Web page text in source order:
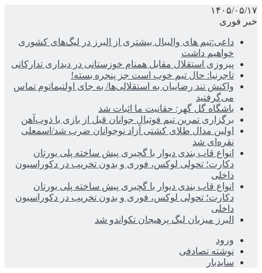
۱۴۰۵/۰۵/۱۷
خبر فوری
داعی:تیم های والیبال بیشتری از البرز در لیگ‌های کشوری
خواهیم داشت
پیروزی استقلال مقابل همنام خوزستانی در دیداری تدارکاتی
تاجرنیا: حال تیم خوب است جز پنجره بسته!
واکنش تند رضاییان به استقلالی‌ها/ به جای اولتیماتوم تماس
می‌گرفتید
باشگاه گل گهر: حقانیت ما اثبات شد
برگزاری تمرین تیم فوتبال جوانان قبل از بازی با ذوب‌آهن
اولین مدال طلای کشتی آزاد نوجوانان ضرب شد/اسمعلی
نقره‌ای شد
انواع قاب بندی دیوار با گچبری پیش ساخته پلی یورتان
دکارت؛ تحولی لوکس، فوری و بدون تخریب در دکوراسیون
داخلی
انواع قاب بندی دیوار با گچبری پیش ساخته پلی یورتان
دکارت؛ تحولی لوکس، فوری و بدون تخریب در دکوراسیون
داخلی
البرز میزبان لیگ پرهیجان تکواندو شد
ورود
نوشته تصادفی
سایدبار